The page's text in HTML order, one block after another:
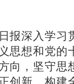
深入学习
思想和党的
向，坚守思
创新，构建